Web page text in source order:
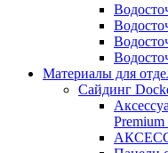
Материалы для
Сайдинг
Premium